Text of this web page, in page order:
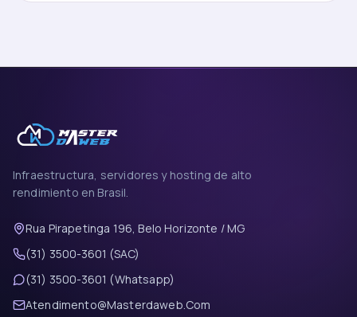
Infraestructura, servidores y hosting de alto
rendimiento en Brasil.
Rua Pirapetinga 196, Belo Horizonte / MG
(31) 3500-3601 (SAC)
(31) 3500-3601 (Whatsapp)
Atendimento@Masterdaweb.Com